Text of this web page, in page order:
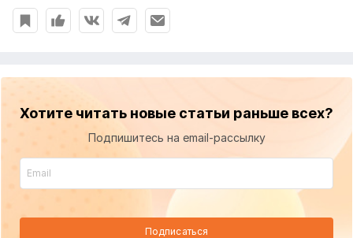
Хотите читать новые статьи раньше всех?
Подпишитесь на email-рассылку
Подписаться